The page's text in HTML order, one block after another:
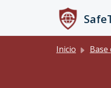
Inicio Base de